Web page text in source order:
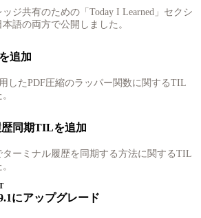
ジ共有のための「Today I Learned」セクシ
語の両方で公開しました。
追加
したPDF圧縮のラッパー関数に関するTIL
同期TILを追加
ターミナル履歴を同期する方法に関するTIL
にアップグレード